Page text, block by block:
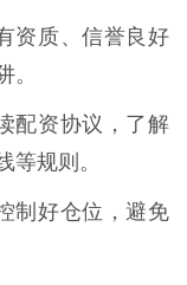
资质、信誉良好
。
配资协议，了解
等规则。
制好仓位，避免